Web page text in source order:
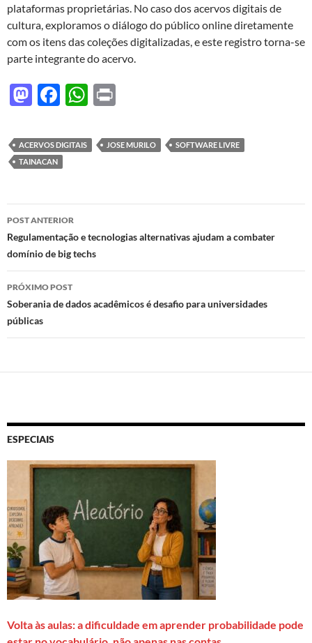
plataformas proprietárias. No caso dos acervos digitais de
cultura, exploramos o diálogo do público online diretamente
com os itens das coleções digitalizadas, e este registro torna-se
parte integrante do acervo.
M
to
d
n
F
e
b
o
k
W
at
s
p
p
nt
ACERVOS DIGITAIS JOSE MURILO
SOFTWARE LIVRE
TAINACAN
Navegação
de
posts
POST ANTERIOR
Regulamentação e tecnologias alternativas ajudam a combater
domínio de big techs
PRÓXIMO POST
Soberania de dados acadêmicos é desafio para universidades
públicas
ESPECIAIS
Volta às aulas: a dificuldade em aprender probabilidade pode